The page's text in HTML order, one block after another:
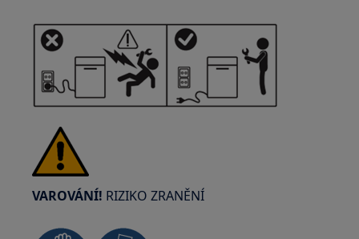
VAROVÁNÍ! RIZIKO ZRANĚNÍ